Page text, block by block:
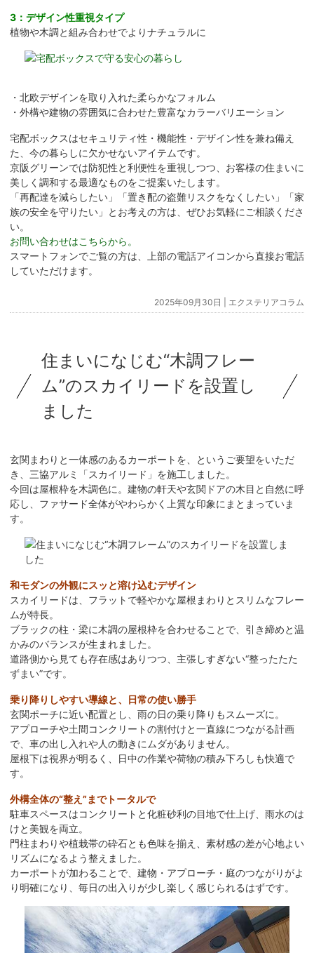
3：デザイン性重視タイプ
植物や木調と組み合わせでよりナチュラルに
・北欧デザインを取り入れた柔らかなフォルム
・外構や建物の雰囲気に合わせた豊富なカラーバリエーション
宅配ボックスはセキュリティ性・機能性・デザイン性を兼ね備え
た、今の暮らしに欠かせないアイテムです。
京阪グリーンでは防犯性と利便性を重視しつつ、お客様の住まいに
美しく調和する最適なものをご提案いたします。
「再配達を減らしたい」「置き配の盗難リスクをなくしたい」「家
族の安全を守りたい」とお考えの方は、ぜひお気軽にご相談くださ
い。
お問い合わせはこちらから。
スマートフォンでご覧の方は、上部の電話アイコンから直接お電話
していただけます。
2025年09月30日 | エクステリアコラム
住まいになじむ“木調フレー
ム”のスカイリードを設置し
ました
玄関まわりと一体感のあるカーポートを、というご要望をいただ
き、三協アルミ「スカイリード」を施工しました。
今回は屋根枠を木調色に。建物の軒天や玄関ドアの木目と自然に呼
応し、ファサード全体がやわらかく上質な印象にまとまっていま
す。
和モダンの外観にスッと溶け込むデザイン
スカイリードは、フラットで軽やかな屋根まわりとスリムなフレー
ムが特長。
ブラックの柱・梁に木調の屋根枠を合わせることで、引き締めと温
かみのバランスが生まれました。
道路側から見ても存在感はありつつ、主張しすぎない“整ったたた
ずまい”です。
乗り降りしやすい導線と、日常の使い勝手
玄関ポーチに近い配置とし、雨の日の乗り降りもスムーズに。
アプローチや土間コンクリートの割付けと一直線につながる計画
で、車の出し入れや人の動きにムダがありません。
屋根下は視界が明るく、日中の作業や荷物の積み下ろしも快適で
す。
外構全体の“整え”までトータルで
駐車スペースはコンクリートと化粧砂利の目地で仕上げ、雨水のは
けと美観を両立。
門柱まわりや植栽帯の砕石とも色味を揃え、素材感の差が心地よい
リズムになるよう整えました。
カーポートが加わることで、建物・アプローチ・庭のつながりがよ
り明確になり、毎日の出入りが少し楽しく感じられるはずです。